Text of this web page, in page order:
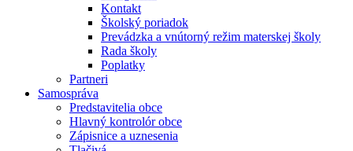
Kontakt
Školský poriadok
Prevádzka a vnútorný režim materskej školy
Rada školy
Poplatky
Partneri
Samospráva
Predstavitelia obce
Hlavný kontrolór obce
Zápisnice a uznesenia